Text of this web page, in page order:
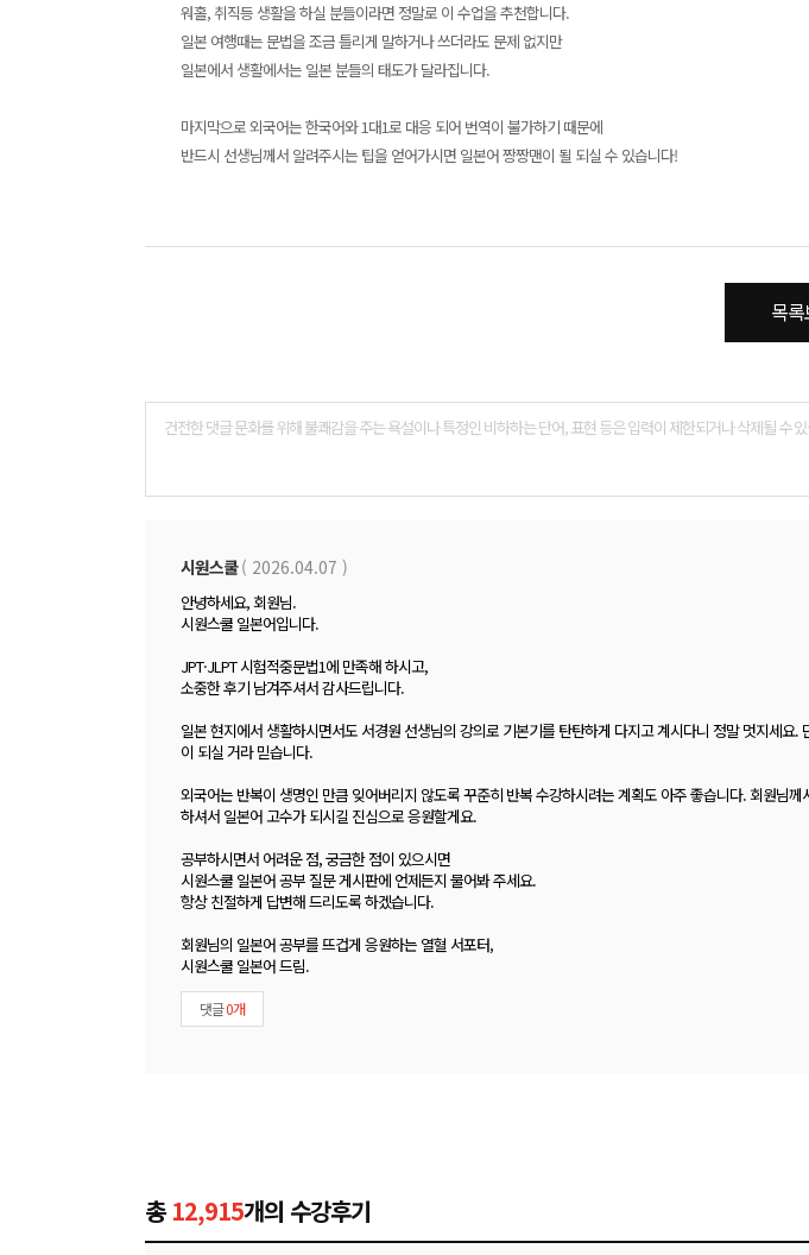
워홀, 취직등 생활을 하실 분들이라면 정말로 이 수업을 추천합니다.
일본 여행때는 문법을 조금 틀리게 말하거나 쓰더라도 문제 없지만
일본에서 생활에서는 일본 분들의 태도가 달라집니다.
마지막으로 외국어는 한국어와 1대1로 대응 되어 번역이 불가하기 때문에
반드시 선생님께서 알려주시는 팁을 얻어가시면 일본어 짱짱맨이 될 되실 수 있습니다!
목
시원스쿨( 2026.04.07 )
안녕하세요, 회원님.
시원스쿨 일본어입니다.
JPT·JLPT 시험적중문법1에 만족해 하시고,
소중한 후기 남겨주셔서 감사드립니다.
일본 현지에서 생활하시면서도 서경원 선생님의 강의로 기본기를 탄탄하게 다지고 계시다니 정말 멋지세
이 되실 거라 믿습니다.
외국어는 반복이 생명인 만큼 잊어버리지 않도록 꾸준히 반복 수강하시려는 계획도 아주 좋습니다. 회원님
하셔서 일본어 고수가 되시길 진심으로 응원할게요.
공부하시면서 어려운 점, 궁금한 점이 있으시면
시원스쿨 일본어 공부 질문 게시판에 언제든지 물어봐 주세요.
항상 친절하게 답변해 드리도록 하겠습니다.
회원님의 일본어 공부를 뜨겁게 응원하는 열혈 서포터,
시원스쿨 일본어 드림.
댓글0개
총 12,915개의 수강후기